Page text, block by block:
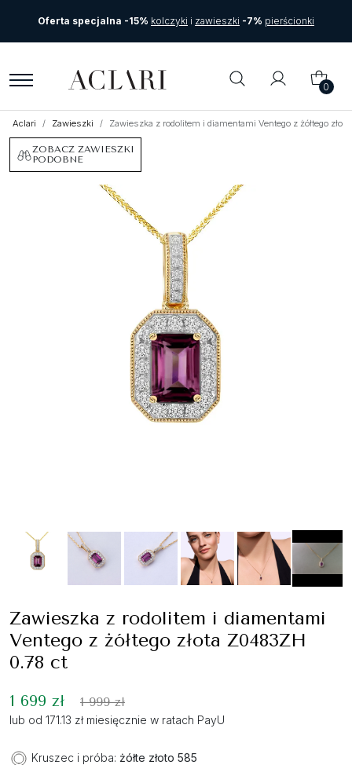
Oferta specjalna -15% kolczyki i zawieszki -7% pierścionki
0
Aclari Zawieszki Zawieszka z rodolitem i diamentami Ventego z żółtego
ZOBACZ ZAWIESZKI
PODOBNE
Zawieszka z rodolitem i diamentami
Ventego z żółtego złota Z0483ZH
0.78 ct
1 699 zł 1 999 zł
lub od 171.13 zł miesięcznie w ratach PayU
Kruszec i próba: żółte złoto 585